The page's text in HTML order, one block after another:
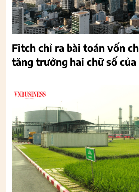
Fitch chỉ ra bài toán vốn
tăng trưởng hai chữ số của